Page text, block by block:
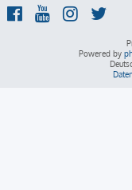
Powered by